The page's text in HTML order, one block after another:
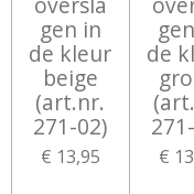
gen in
de kleur
beige
(art.nr.
271-02)
€ 13,95
de
€